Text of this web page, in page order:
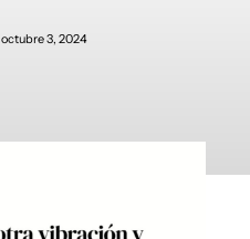
octubre 3, 2024